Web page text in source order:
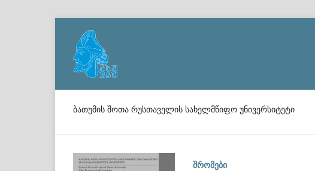
ბათუმის შოთა რუსთაველის სახელმწიფო უნივერსიტეტი
შრომები